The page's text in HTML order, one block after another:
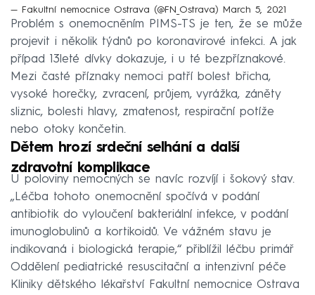
— Fakultní nemocnice Ostrava (@FN_Ostrava) March 5, 2021
Problém s onemocněním PIMS-TS je ten, že se může
projevit i několik týdnů po koronavirové infekci. A jak
případ 13leté dívky dokazuje, i u té bezpříznakové.
Mezi časté příznaky nemoci patří bolest břicha,
vysoké horečky, zvracení, průjem, vyrážka, záněty
sliznic, bolesti hlavy, zmatenost, respirační potíže
nebo otoky končetin.
Dětem hrozí srdeční selhání a další
zdravotní komplikace
U poloviny nemocných se navíc rozvíjí i šokový stav.
„Léčba tohoto onemocnění spočívá v podání
antibiotik do vyloučení bakteriální infekce, v podání
imunoglobulinů a kortikoidů. Ve vážném stavu je
indikovaná i biologická terapie,“ přiblížil léčbu primář
Oddělení pediatrické resuscitační a intenzivní péče
Kliniky dětského lékařství Fakultní nemocnice Ostrava